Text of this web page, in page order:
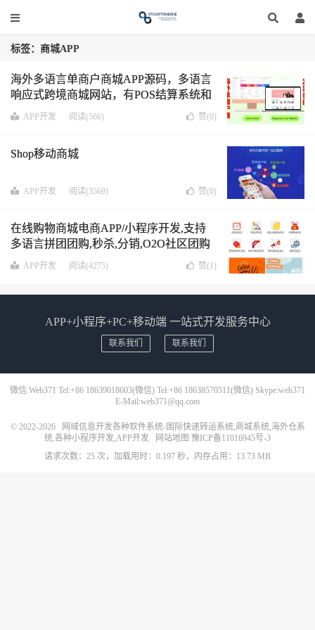
标签：商城APP
海外多语言单商户商城APP源码，多语言
响应式跨境商城网站，有POS结算系统和
发票系统，支持22个海外支付方式，响应
式跨境商城网站，Android & lOS支持
APP开发 阅读(566) 赞(0)
Shop移动商城
APP开发 阅读(3569) 赞(0)
在线购物商城电商APP/小程序开发,支持
多语言拼团团购,秒杀,分销,O2O社区团购
等功能分销系统APP小程序
APP开发 阅读(4275) 赞(1)
APP+小程序+PC+移动端 一站式开发服务中心
联系我们 联系我们
微信:Web371 Tel:+86 18639018603(微信) Tel:+86 18638570511(微信) Skype:web371
E-Mail:web371@qq.com
© 2022-2026
网域信息开发各种软件系统-国际快递转运系统,商城系统,海外仓系
统,各种小程序开发,APP开发
网站地图 豫ICP备11016945号-3
请求次数：25 次，加载用时：0.197 秒，内存占用：13.73 MB